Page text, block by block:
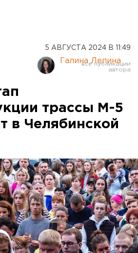
5 АВГУСТА 2024 В 11:49
Галина Лепина
трассы М-5
в Челябинской